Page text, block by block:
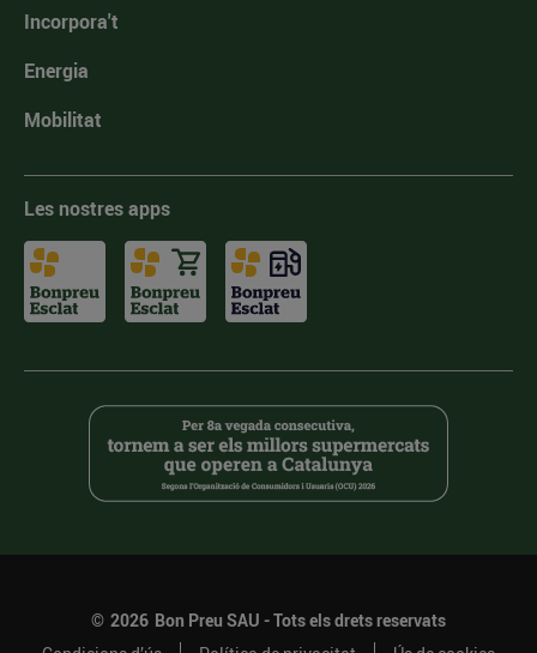
Incorpora't
Energia
Mobilitat
Les nostres apps
© 2026 Bon Preu SAU - Tots els drets reservats